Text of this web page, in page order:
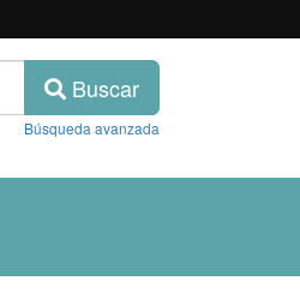
Buscar
Búsqueda avanzada